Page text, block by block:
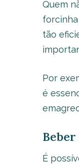
Quem
tão
Por
é
É